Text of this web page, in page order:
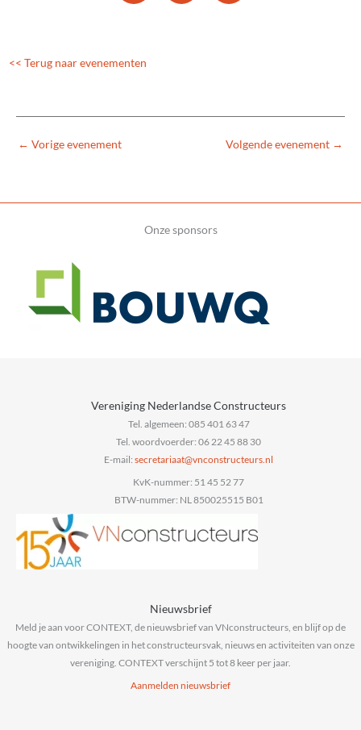
<< Terug naar evenementen
← Vorige evenement Volgende evenement →
Onze sponsors
Vereniging Nederlandse Constructeurs
Tel. algemeen: 085 401 63 47
Tel. woordvoerder: 06 22 45 88 30
E-mail:
ln.sruetcurtsnocnv
@taairaterces
KvK-nummer: 51 45 52 77
BTW-nummer: NL 850025515 B01
Nieuwsbrief
Meld je aan voor CONTEXT, de nieuwsbrief van VNconstructeurs, en blijf op de
hoogte van ontwikkelingen in het constructeursvak, nieuws en activiteiten van onze
vereniging. CONTEXT verschijnt 5 tot 8 keer per jaar.
Aanmelden nieuwsbrief